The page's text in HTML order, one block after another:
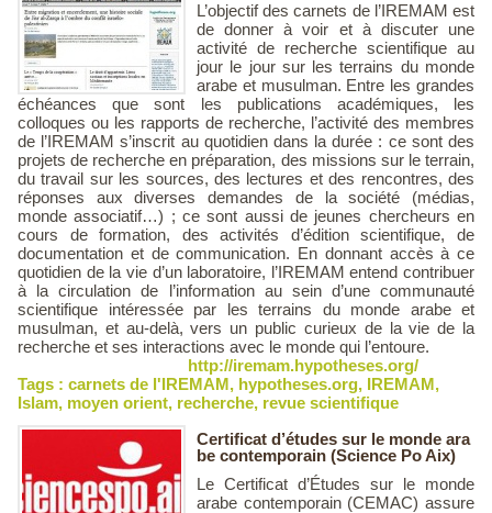
L’objectif des carnets de l’IREMAM est
de donner à voir et à discuter une
activité de recherche scientifique au
jour le jour sur les terrains du monde
arabe et musulman. Entre les grandes
échéances que sont les publications académiques, les
colloques ou les rapports de recherche, l’activité des membres
de l’IREMAM s’inscrit au quotidien dans la durée : ce sont des
projets de recherche en préparation, des missions sur le terrain,
du travail sur les sources, des lectures et des rencontres, des
réponses aux diverses demandes de la société (médias,
monde associatif…) ; ce sont aussi de jeunes chercheurs en
cours de formation, des activités d’édition scientifique, de
documentation et de communication. En donnant accès à ce
quotidien de la vie d’un laboratoire, l’IREMAM entend contribuer
à la circulation de l’information au sein d’une communauté
scientifique intéressée par les terrains du monde arabe et
musulman, et au-delà, vers un public curieux de la vie de la
recherche et ses interactions avec le monde qui l’entoure.
http://iremam.hypotheses.org/
Tags : carnets de l'IREMAM, hypotheses.org, IREMAM,
Islam, moyen orient, recherche, revue scientifique
Certificat d’études sur le monde ara
be contemporain (Science Po Aix)
Le Certificat d’Études sur le monde
arabe contemporain (CEMAC) assure